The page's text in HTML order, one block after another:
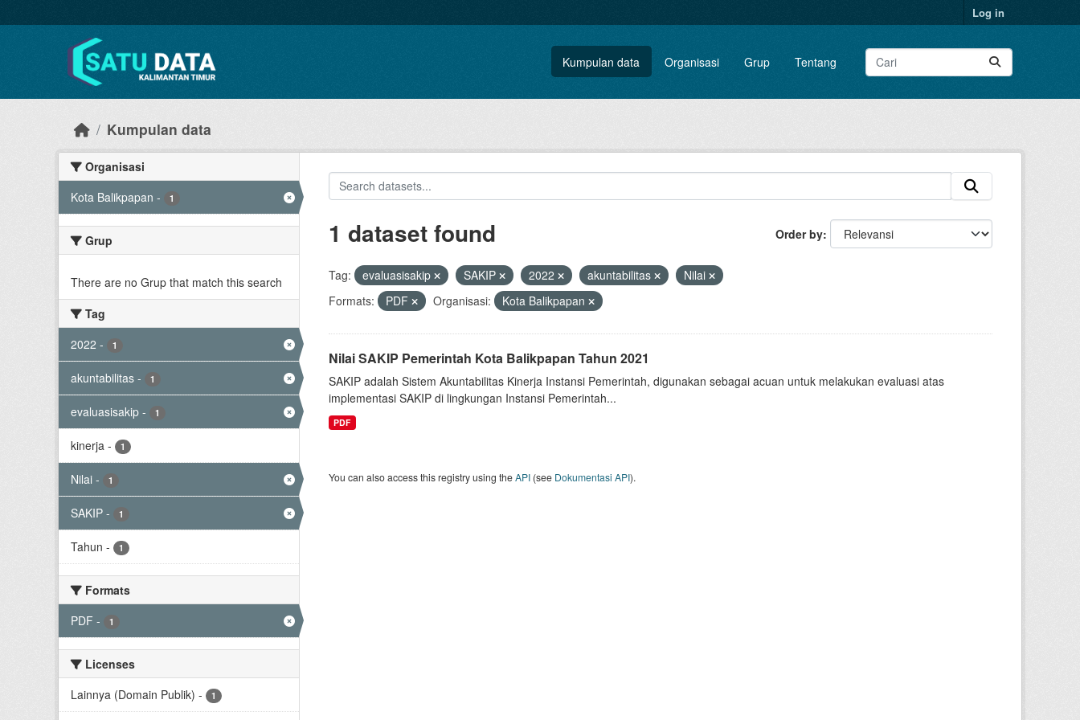
Log in
Kumpulan data Organisasi Grup Tentang
Kumpulan data
Organisasi
Kota Balikpapan - 1
Grup
There are no Grup that match this search
Tag
2022 - 1
akuntabilitas - 1
evaluasisakip - 1
kinerja - 1
Nilai - 1
SAKIP - 1
Tahun - 1
Formats
PDF - 1
Licenses
Lainnya (Domain Publik) - 1
Order by
1 dataset found
Tag: evaluasisakip SAKIP 2022 akuntabilitas
Nilai
Formats:
PDF Organisasi: Kota Balikpapan
Nilai SAKIP Pemerintah Kota Balikpapan Tahun 2021
SAKIP adalah Sistem Akuntabilitas Kinerja Instansi Pemerintah, digunakan sebagai acuan untuk melakukan evaluasi atas
implementasi SAKIP di lingkungan Instansi Pemerintah...
PDF
You can also access this registry using theAPI(see Dokumentasi API).